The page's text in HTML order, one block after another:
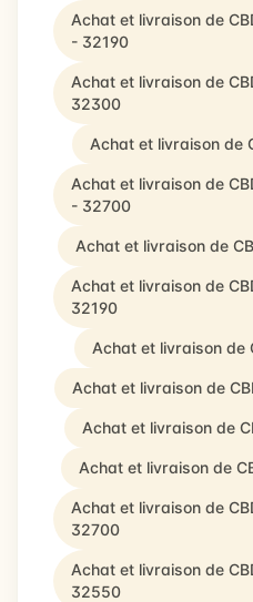
Achat et livraison de
- 32190
Achat et livraison de
32300
Achat et livraison de
Achat et livraison de
- 32700
Achat et livraison de
Achat et livraison de
32190
Achat et livraison de
Achat et livraison de
Achat et livraison de
Achat et livraison de
Achat et livraison de
32700
Achat et livraison de
32550